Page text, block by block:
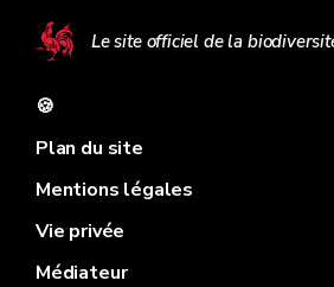
Le site officiel de la
🍪
Plan du site
Mentions légales
Vie privée
Médiateur